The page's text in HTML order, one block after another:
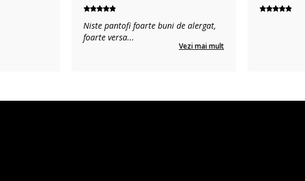
Niste pantofi foarte buni de alergat,
foarte versa...
Vezi mai mult